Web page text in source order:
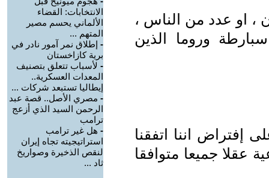
، او عدد من الناس ،
وروما الذين
اننا اتفقنا
عقلا جميعا متوافقا
الانتخابات: القضاء
الألماني يحسم مصير
المتهم ...
- إطلاق نمر آمور نادر في
برية كازاخستان
- لأسباب تتعلق بتصنيف
المعدات العسكرية..
إيطاليا تستبعد شركات ...
- مصري الأصل.. قصة عبد
الرحمن السيد الذي أزعج
ترامب
- هل غير ترامب
استراتيجيته تجاه إيران
لنقص الذخيرة وصواريخ
ثاد ...